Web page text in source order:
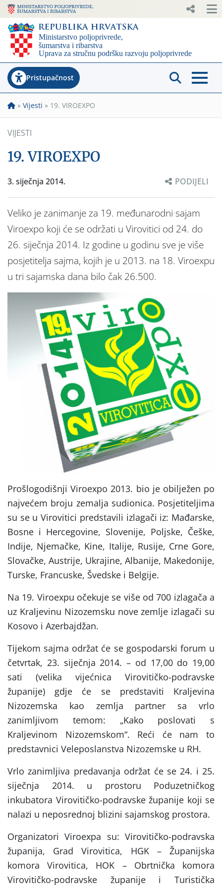
Pristupačnost
» Vijesti » 19. VIROEXPO
VIJESTI
19. VIROEXPO
3. siječnja 2014. PODIJELI
Veliko je zanimanje za 19. međunarodni sajam
Viroexpo koji će se održati u Virovitici od 24. do
26. siječnja 2014. Iz godine u godinu sve je više
posjetitelja sajma, kojih je u 2013. na 18. Viroexpu
u tri sajamska dana bilo čak 26.500.
Prošlogodišnji Viroexpo 2013. bio je obilježen po
najvećem broju zemalja sudionica. Posjetiteljima
su se u Virovitici predstavili izlagači iz: Mađarske,
Bosne i Hercegovine, Slovenije, Poljske, Češke,
Indije, Njemačke, Kine, Italije, Rusije, Crne Gore,
Slovačke, Austrije, Ukrajine, Albanije, Makedonije,
Turske, Francuske, Švedske i Belgije.
Na 19. Viroexpu očekuje se više od 700 izlagača a
uz Kraljevinu Nizozemsku nove zemlje izlagači su
Kosovo i Azerbajdžan.
Tijekom sajma održat će se gospodarski forum u
četvrtak, 23. siječnja 2014. – od 17,00 do 19,00
sati (velika vijećnica Virovitičko-podravske
županije) gdje će se predstaviti Kraljevina
Nizozemska kao zemlja partner sa vrlo
zanimljivom temom: „Kako poslovati s
Kraljevinom Nizozemskom“. Reći će nam to
predstavnici Veleposlanstva Nizozemske u RH.
Vrlo zanimljiva predavanja održat će se 24. i 25.
siječnja 2014. u prostoru Poduzetničkog
inkubatora Virovitičko-podravske županije koji se
nalazi u neposrednoj blizini sajamskog prostora.
Organizatori Viroexpa su: Virovitičko-podravska
županija, Grad Virovitica, HGK – Županijska
komora Virovitica, HOK – Obrtnička komora
Virovitičko-podravske županije i Turistička